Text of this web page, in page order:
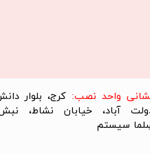
واحد نصب: کرج، بلوار
سیستم​​​​​​​